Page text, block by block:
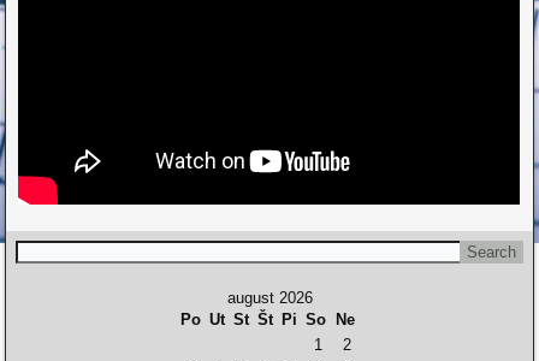
august 2026
Po Ut St Št Pi So Ne
1
2